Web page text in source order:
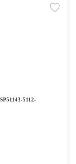
5112-